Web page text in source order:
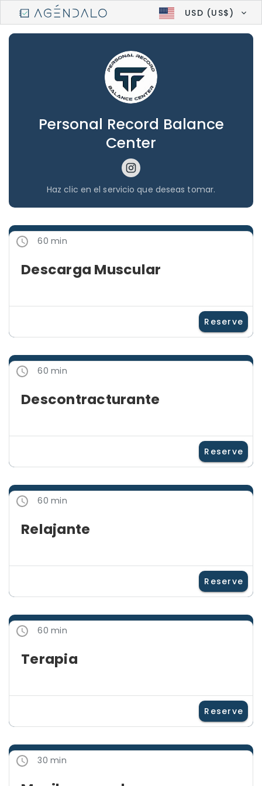
USD (US$)
Personal Record Balance
Center
Haz clic en el servicio que deseas tomar.
60 min
Descarga Muscular
Reserve
60 min
Descontracturante
Reserve
60 min
Relajante
Reserve
60 min
Terapia
Reserve
30 min